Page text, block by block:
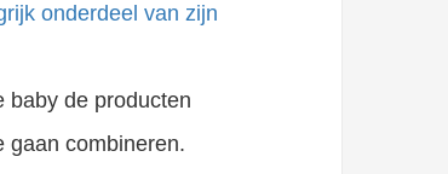
onderdeel van zijn
baby de producten
gaan combineren.